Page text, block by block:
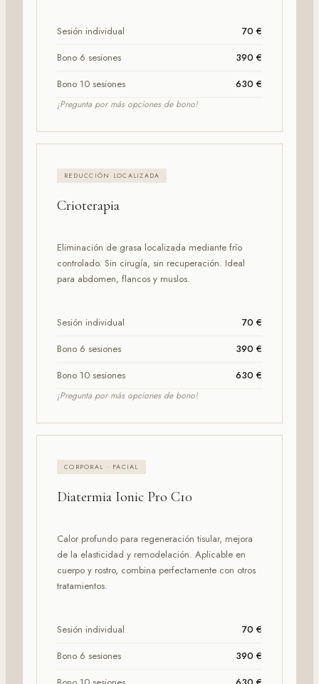
Sesión individual
70 €
Bono 6 sesiones
390 €
Bono 10 sesiones
630 €
¡Pregunta por más opciones de bono!
REDUCCIÓN LOCALIZADA
Crioterapia
Eliminación de grasa localizada mediante frío
controlado. Sin cirugía, sin recuperación. Ideal
para abdomen, flancos y muslos.
Sesión individual
70 €
Bono 6 sesiones
390 €
Bono 10 sesiones
630 €
¡Pregunta por más opciones de bono!
CORPORAL · FACIAL
Diatermia Ionic Pro C10
Calor profundo para regeneración tisular, mejora
de la elasticidad y remodelación. Aplicable en
cuerpo y rostro, combina perfectamente con otros
tratamientos.
Sesión individual
70 €
Bono 6 sesiones
390 €